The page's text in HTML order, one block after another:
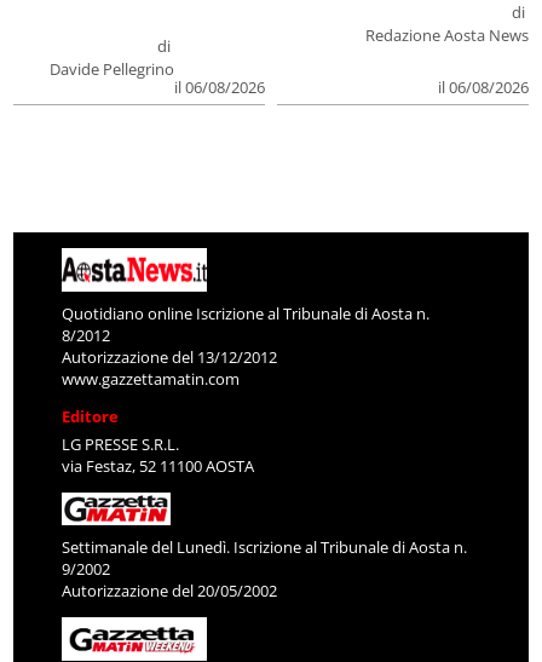
di
Davide Pellegrino
il 06/08/2026
di
Redazione Aosta News
il 06/08/2026
Quotidiano online Iscrizione al Tribunale di Aosta n.
8/2012
Autorizzazione del 13/12/2012
www.gazzettamatin.com
Editore
LG PRESSE S.R.L.
via Festaz, 52 11100 AOSTA
Settimanale del Lunedì. Iscrizione al Tribunale di Aosta n.
9/2002
Autorizzazione del 20/05/2002